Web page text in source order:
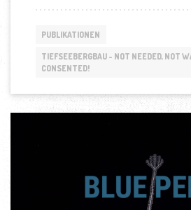
PUBLIKATIONEN
TIEFSEEBERGBAU - NOT NEEDED, NOT
CONSENTED!